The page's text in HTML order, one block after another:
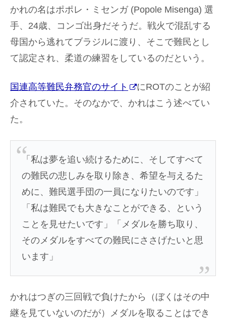
かれの名はポポレ・ミセンガ (Popole Misenga) 選
手、24歳、コンゴ出身だそうだ。戦火で混乱する
母国から逃れてブラジルに渡り、そこで難民とし
て認定され、柔道の練習をしているのだという。
国連高等難民弁務官のサイト
にROTのことが紹
介されていた。そのなかで、かれはこう述べてい
た。
「私は夢を追い続けるために、そしてすべて
の難民の悲しみを取り除き、希望を与えるた
めに、難民選手団の一員になりたいのです」
「私は難民でも大きなことができる、という
ことを見せたいです」「メダルを勝ち取り、
そのメダルをすべての難民にささげたいと思
います」
かれはつぎの三回戦で負けたから（ぼくはその中
継を見ていないのだが）メダルを取ることはでき